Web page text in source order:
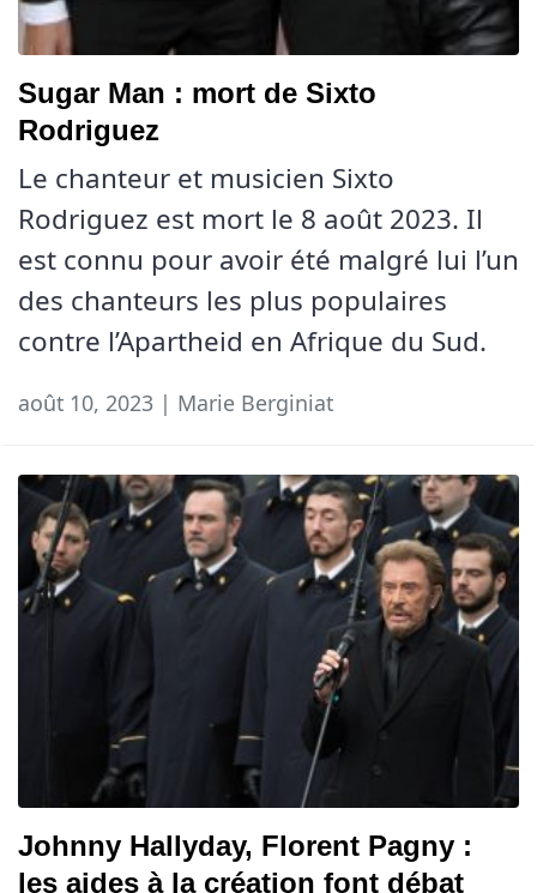
Sugar Man : mort de Sixto
Rodriguez
Le chanteur et musicien Sixto
Rodriguez est mort le 8 août 2023. Il
est connu pour avoir été malgré lui l’un
des chanteurs les plus populaires
contre l’Apartheid en Afrique du Sud.
août 10, 2023 | Marie Berginiat
Johnny Hallyday, Florent Pagny :
les aides à la création font débat